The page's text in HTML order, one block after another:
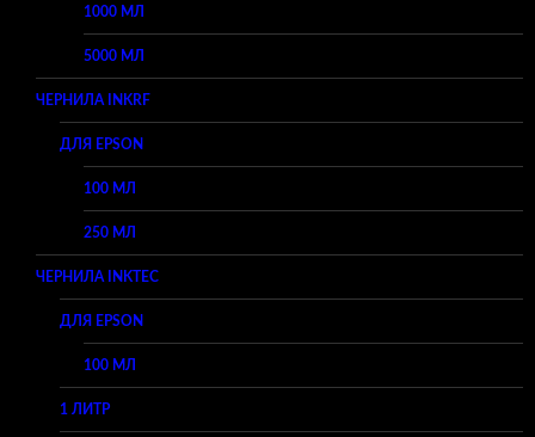
1000 МЛ
5000 МЛ
ЧЕРНИЛА INKRF
ДЛЯ EPSON
100 МЛ
250 МЛ
ЧЕРНИЛА INKTEC
ДЛЯ EPSON
100 МЛ
1 ЛИТР